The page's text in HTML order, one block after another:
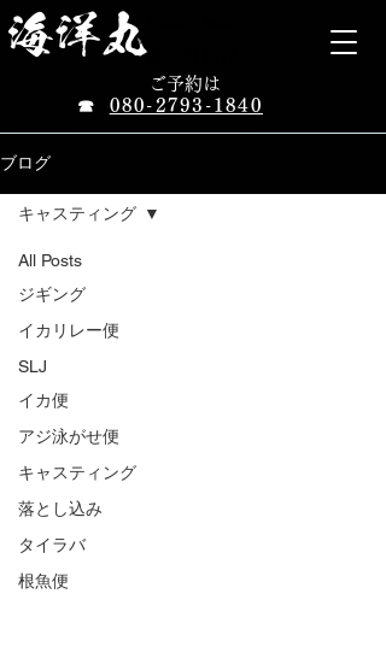
​海洋丸
ご予約は
☎ 080-2793-1840
ブログ
All Posts
ジギング
イカリレー便
SLJ
イカ便
アジ泳がせ便
キャスティング
落とし込み
タイラバ
根魚便
キャスティング